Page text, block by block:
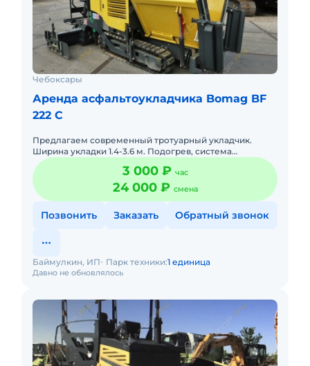
Чебоксары
Аренда асфальтоукладчика Bomag BF
222 C
Предлагаем современный тротуарный укладчик.
Ширина укладки 1.4-3.6 м. Подогрев, система
нивелирования, вибротрамбовка. Работает в паре с
катком 3 т, своя достав3 000 ₽ час
24 000 ₽ смена
Позвонить Заказать Обратный звонок
Давно не обновлялось
Баймулкин, ИП Парк техники:1 единица